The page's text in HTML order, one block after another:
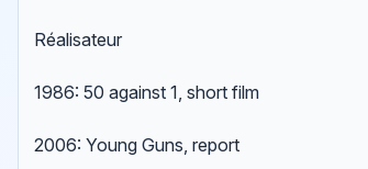
Réalisateur
1986: 50 against 1, short film
2006: Young Guns, report